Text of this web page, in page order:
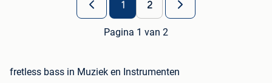
1 2
Pagina 1 van 2
fretless bass in Muziek en Instrumenten